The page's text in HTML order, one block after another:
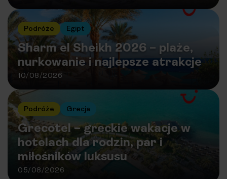
Podróże Egipt
Sharm el Sheikh 2026 – plaże,
nurkowanie i najlepsze atrakcje
10/08/2026
Podróże Grecja
Grecotel – greckie wakacje w
hotelach dla rodzin, par i
miłośników luksusu
05/08/2026